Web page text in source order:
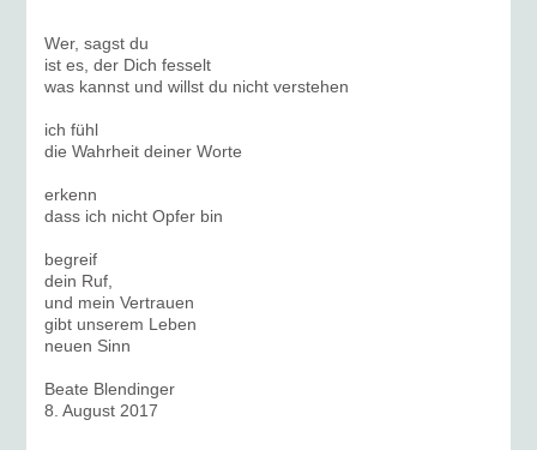
Wer, sagst du
ist es, der Dich fesselt
was kannst und willst du nicht verstehen
ich fühl
die Wahrheit deiner Worte
erkenn
dass ich nicht Opfer bin
begreif
dein Ruf,
und mein Vertrauen
gibt unserem Leben
neuen Sinn
Beate Blendinger
8. August 2017